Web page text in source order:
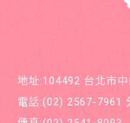
地址:104492 台北市
電話:(02) 2567-7961